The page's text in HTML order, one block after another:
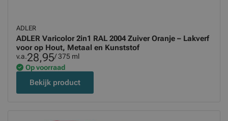
ADLER
ADLER Varicolor 2in1 RAL 2004 Zuiver Oranje – Lakverf
voor op Hout, Metaal en Kunststof
v.a.28,95/ 375 ml
Op voorraad
Bekijk product